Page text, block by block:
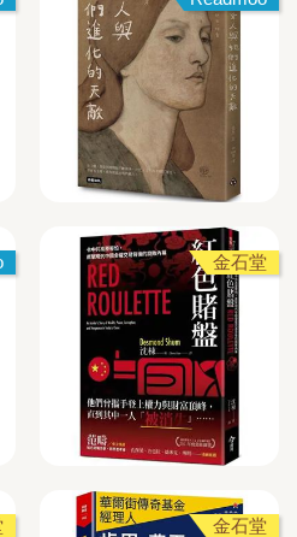
金石堂
金石堂